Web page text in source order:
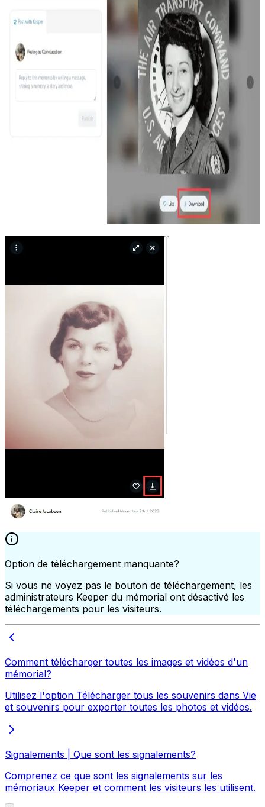
Option de téléchargement manquante?
Si vous ne voyez pas le bouton de téléchargement, les
administrateurs Keeper du mémorial ont désactivé les
téléchargements pour les visiteurs.
Comment télécharger toutes les images et vidéos d'un
mémorial?
Utilisez l'option Télécharger tous les souvenirs dans Vie
et souvenirs pour exporter toutes les photos et vidéos.
Signalements | Que sont les signalements?
Comprenez ce que sont les signalements sur les
mémoriaux Keeper et comment les visiteurs les utilisent.